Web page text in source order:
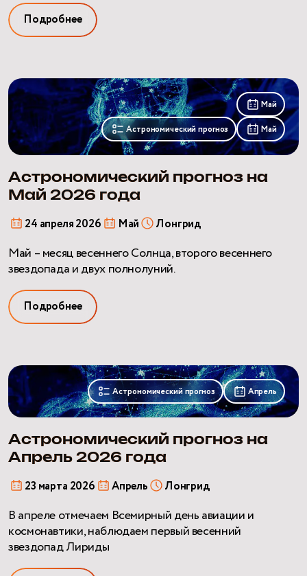
Подробнее
Астрономический
прогноз
на
Май
2026
Май
Астрономический прогноз Май
Астрономический прогноз на
Май 2026 года
24 апреля 2026 Май Лонгрид
Май – месяц весеннего Солнца, второго весеннего
звездопада и двух полнолуний.
Подробнее
Астрономический
прогноз
на
Апрель
2026
года
Астрономический прогноз Апрель
Астрономический прогноз на
Апрель 2026 года
23 марта 2026 Апрель Лонгрид
В апреле отмечаем Всемирный день авиации и
космонавтики, наблюдаем первый весенний
звездопад Лириды